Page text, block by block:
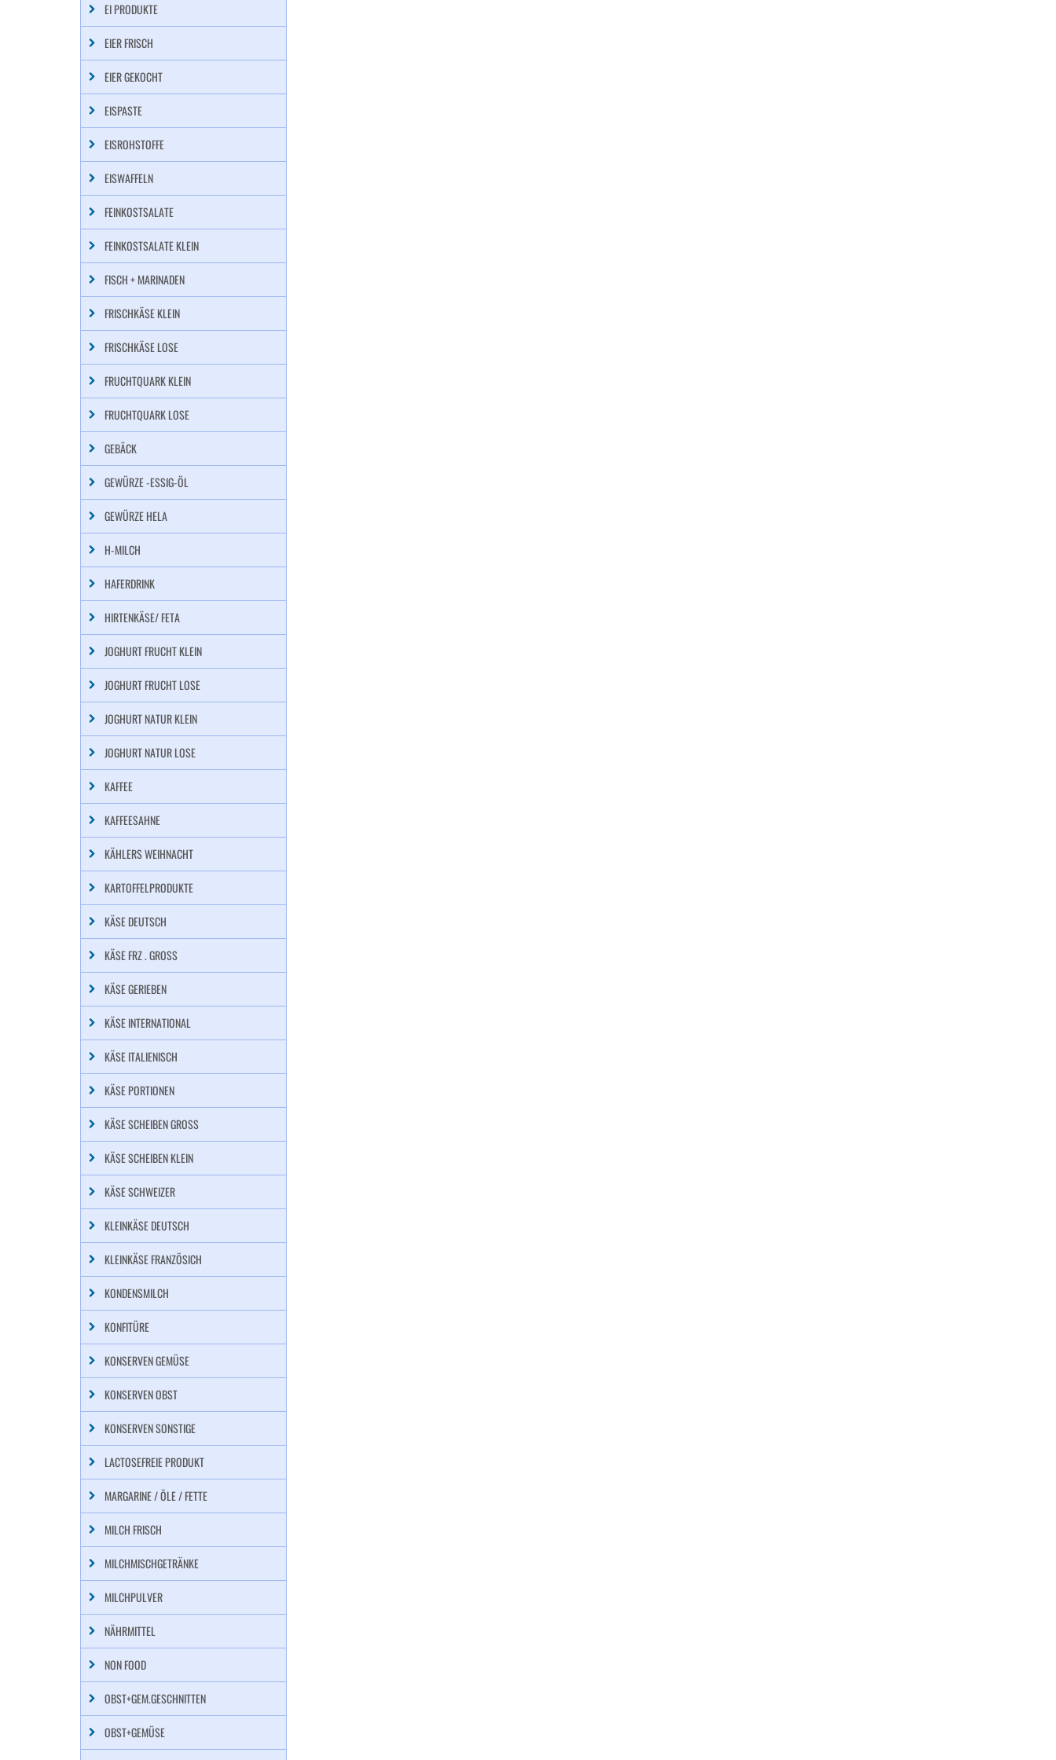
EI PRODUKTE
EIER FRISCH
EIER GEKOCHT
EISPASTE
EISROHSTOFFE
EISWAFFELN
FEINKOSTSALATE
FEINKOSTSALATE KLEIN
FISCH + MARINADEN
FRISCHKÄSE KLEIN
FRISCHKÄSE LOSE
FRUCHTQUARK KLEIN
FRUCHTQUARK LOSE
GEBÄCK
GEWÜRZE -ESSIG-ÖL
GEWÜRZE HELA
H-MILCH
HAFERDRINK
HIRTENKÄSE/ FETA
JOGHURT FRUCHT KLEIN
JOGHURT FRUCHT LOSE
JOGHURT NATUR KLEIN
JOGHURT NATUR LOSE
KAFFEE
KAFFEESAHNE
KÄHLERS WEIHNACHT
KARTOFFELPRODUKTE
KÄSE DEUTSCH
KÄSE FRZ . GROSS
KÄSE GERIEBEN
KÄSE INTERNATIONAL
KÄSE ITALIENISCH
KÄSE PORTIONEN
KÄSE SCHEIBEN GROSS
KÄSE SCHEIBEN KLEIN
KÄSE SCHWEIZER
KLEINKÄSE DEUTSCH
KLEINKÄSE FRANZÖSICH
KONDENSMILCH
KONFITÜRE
KONSERVEN GEMÜSE
KONSERVEN OBST
KONSERVEN SONSTIGE
LACTOSEFREIE PRODUKT
MARGARINE / ÖLE / FETTE
MILCH FRISCH
MILCHMISCHGETRÄNKE
MILCHPULVER
NÄHRMITTEL
NON FOOD
OBST+GEM.GESCHNITTEN
OBST+GEMÜSE